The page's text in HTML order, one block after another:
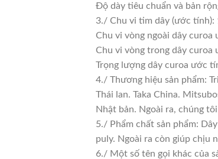
Độ dày tiêu chuẩn và bản
3./ Chu vi tim dây (ước tính):
Chu vi vòng ngoài dây curoa
Chu vi vòng trong dây curoa
Trọng lượng dây curoa ước
4./ Thương hiệu sản phẩm:
Thái lan. Taka China.
Nhật bản. Ngoài ra, chúng
5./ Phẩm chất sản phẩm:
puly. Ngoài ra còn giúp chịu
6./ Một số tên gọi khác của